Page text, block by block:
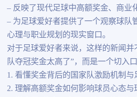
– 反映了现代足球中高额奖金、商业
– 为足球爱好者提供了一个观察球队
心理与职业规划的现实窗口。
对于足球爱好者来说，这样的新闻并
队夺冠奖金太高了”，而是一个切入口
1. 看懂奖金背后的国家队激励机制与
2. 理解高额奖金如何影响球员心态与